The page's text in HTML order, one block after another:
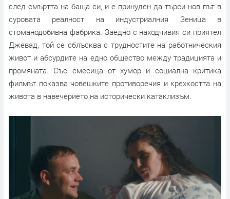
след смъртта на баща си, и е принуден да търси нов път в
суровата реалност на индустриалния Зеница в
стоманодобивна фабрика. Заедно с находчивия си приятел
Джевад, той се сблъсква с трудностите на работническия
живот и абсурдите на едно общество между традицията и
промяната. Със смесица от хумор и социална критика
филмът показва човешките противоречия и крехкостта на
живота в навечерието на исторически катаклизъм.